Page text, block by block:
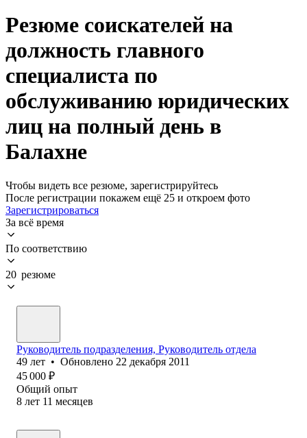
Резюме соискателей на
должность главного
специалиста по
обслуживанию юридических
лиц на полный день в
Балахне
Чтобы видеть все резюме, зарегистрируйтесь
После регистрации покажем ещё 25 и откроем фото
Зарегистрироваться
За всё время
По соответствию
20 резюме
Руководитель подразделения, Руководитель отдела
49 лет • Обновлено 22 декабря 2011
45 000 ₽
Общий опыт
8 лет 11 месяцев